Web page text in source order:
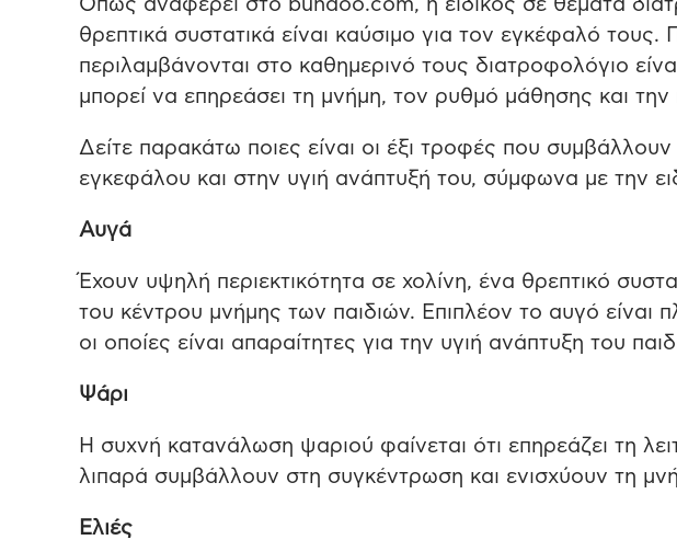
Όπως αναφέρει στο bundoo.com, η ειδικός σε θέματα
θρεπτικά συστατικά είναι καύσιμο για τον εγκέφαλό τους.
περιλαμβάνονται στο καθημερινό τους διατροφολόγιο
μπορεί να επηρεάσει τη μνήμη, τον ρυθμό μάθησης και την
Δείτε παρακάτω ποιες είναι οι έξι τροφές που
εγκεφάλου και στην υγιή ανάπτυξή του, σύμφωνα με την
Αυγά
Έχουν υψηλή περιεκτικότητα σε χολίνη, ένα θρεπτικό
του κέντρου μνήμης των παιδιών. Επιπλέον το αυγό είναι
οι οποίες είναι απαραίτητες για την υγιή ανάπτυξη του
Ψάρι
Η συχνή κατανάλωση ψαριού φαίνεται ότι επηρεάζει τη
λιπαρά συμβάλλουν στη συγκέντρωση και ενισχύουν τη
Ελιές